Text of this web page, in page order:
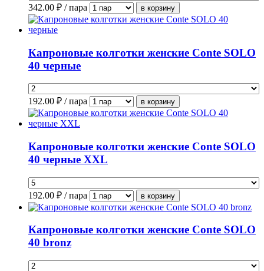
342.00 ₽ / пара
Капроновые колготки женские Conte SOLO
40 черные
192.00 ₽ / пара
Капроновые колготки женские Conte SOLO
40 черные XXL
192.00 ₽ / пара
Капроновые колготки женские Conte SOLO
40 bronz